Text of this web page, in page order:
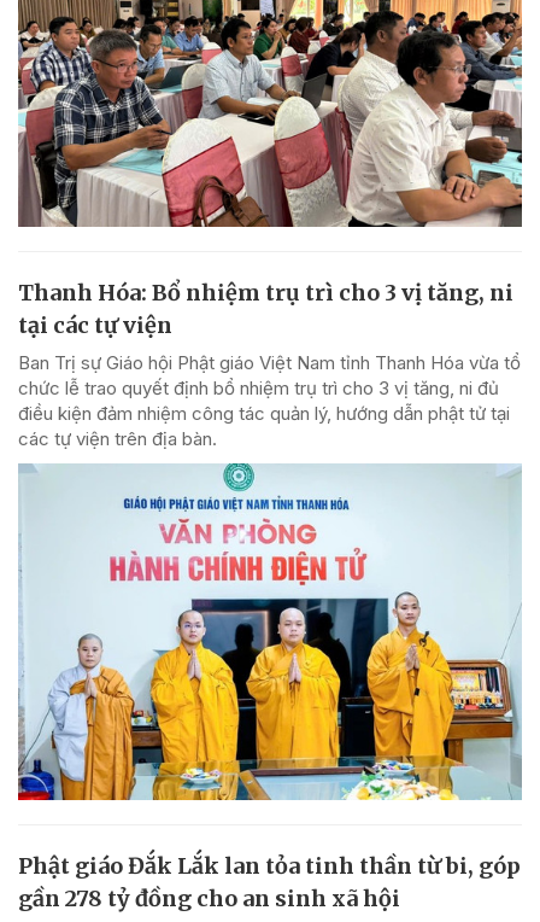
Thanh Hóa: Bổ nhiệm trụ trì cho 3 vị tăng, ni
tại các tự viện
Ban Trị sự Giáo hội Phật giáo Việt Nam tỉnh Thanh Hóa vừa tổ
chức lễ trao quyết định bổ nhiệm trụ trì cho 3 vị tăng, ni đủ
điều kiện đảm nhiệm công tác quản lý, hướng dẫn phật tử tại
các tự viện trên địa bàn.
Phật giáo Đắk Lắk lan tỏa tinh thần từ bi, góp
gần 278 tỷ đồng cho an sinh xã hội